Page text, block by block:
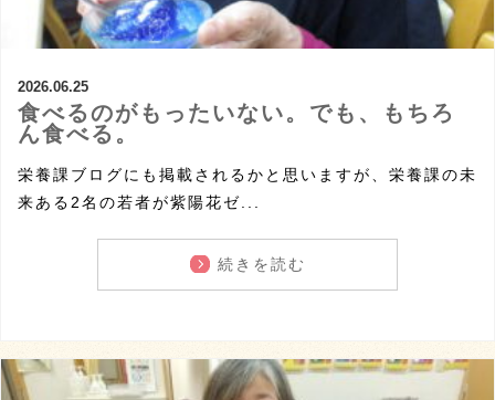
2026.06.25
食べるのがもったいない。でも、もちろ
ん食べる。
栄養課ブログにも掲載されるかと思いますが、栄養課の未
来ある2名の若者が紫陽花ゼ...
続きを読む